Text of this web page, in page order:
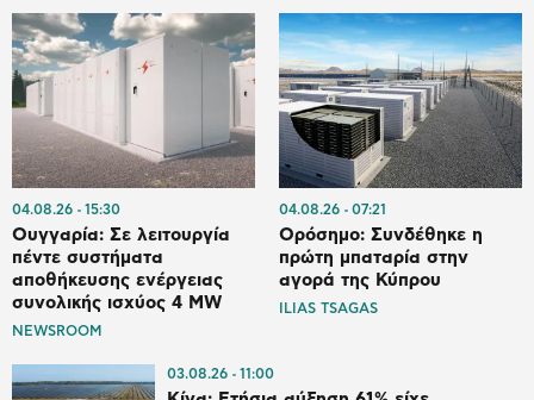
04.08.26 15:30
Ουγγαρία: Σε λειτουργία
πέντε συστήματα
αποθήκευσης ενέργειας
συνολικής ισχύος 4 MW
NEWSROOM
04.08.26 07:21
Ορόσημο: Συνδέθηκε η
πρώτη μπαταρία στην
αγορά της Κύπρου
ILIAS TSAGAS
03.08.26 11:00